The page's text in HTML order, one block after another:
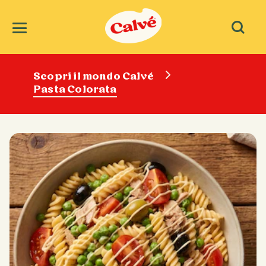
Scopri il mondo Calvé
Pasta Colorata